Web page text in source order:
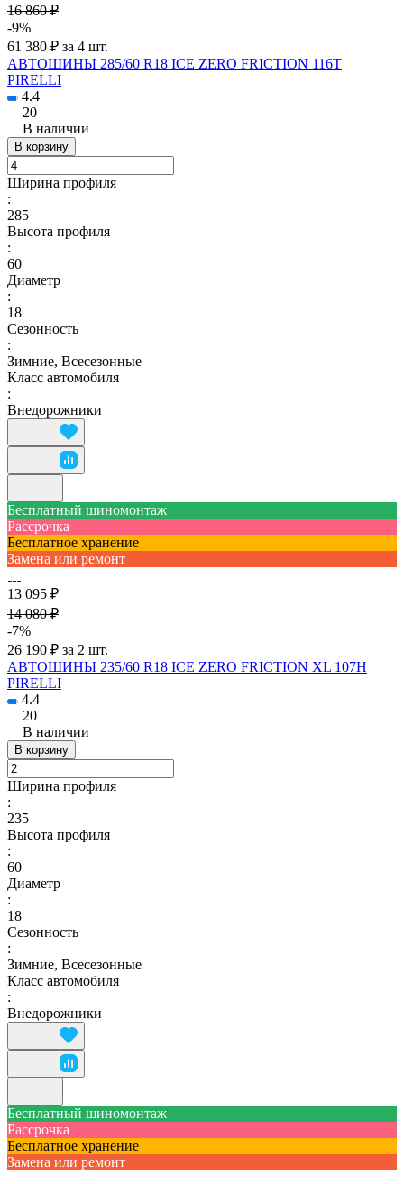
16 860 ₽
-9%
61 380 ₽ за 4 шт.
АВТОШИНЫ 285/60 R18 ICE ZERO FRICTION 116T
PIRELLI
4.4
20
В наличии
В корзину
Ширина профиля
:
285
Высота профиля
:
60
Диаметр
:
18
Сезонность
:
Зимние, Всесезонные
Класс автомобиля
:
Внедорожники
Бесплатный шиномонтаж
Рассрочка
Бесплатное хранение
Замена или ремонт
13 095 ₽
14 080 ₽
-7%
26 190 ₽ за 2 шт.
АВТОШИНЫ 235/60 R18 ICE ZERO FRICTION XL 107H
PIRELLI
4.4
20
В наличии
В корзину
Ширина профиля
:
235
Высота профиля
:
60
Диаметр
:
18
Сезонность
:
Зимние, Всесезонные
Класс автомобиля
:
Внедорожники
Бесплатный шиномонтаж
Рассрочка
Бесплатное хранение
Замена или ремонт